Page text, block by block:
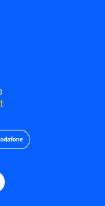
ulteriori